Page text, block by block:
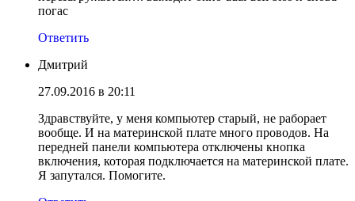
погас
Ответить
Дмитрий
27.09.2016 в 20:11
Здравствуйте, у меня компьютер старый, не раборает
вообще. И на материнской плате много проводов. На
передней панели компьютера отключены кнопка
включения, которая подключается на материнской плате.
Я запутался. Помогите.